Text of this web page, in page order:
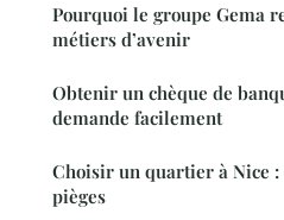
Pourquoi le groupe Gema
métiers d’avenir
Obtenir un chèque de
demande facilement
Choisir un quartier à Nice
pièges